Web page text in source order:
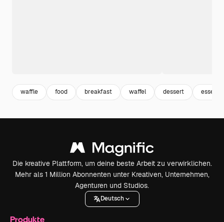
waffle food breakfast waffel dessert essen
Die kreative Plattform, um deine beste Arbeit zu verwirklichen.
Mehr als 1 Million Abonnenten unter Kreativen, Unternehmen,
Agenturen und Studios.
Deutsch
Produkte